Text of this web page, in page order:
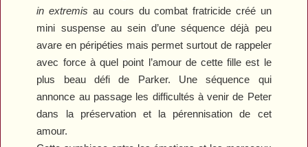
in extremis au cours du combat fratricide créé un
mini suspense au sein d’une séquence déjà peu
avare en péripéties mais permet surtout de rappeler
avec force à quel point l’amour de cette fille est le
plus beau défi de Parker. Une séquence qui
annonce au passage les difficultés à venir de Peter
dans la préservation et la pérennisation de cet
amour.